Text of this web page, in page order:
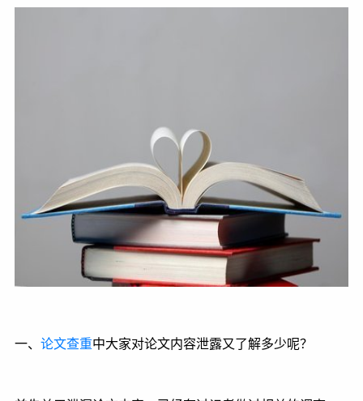
一、 论文查重中大家对论文内容泄露又了解多少呢？